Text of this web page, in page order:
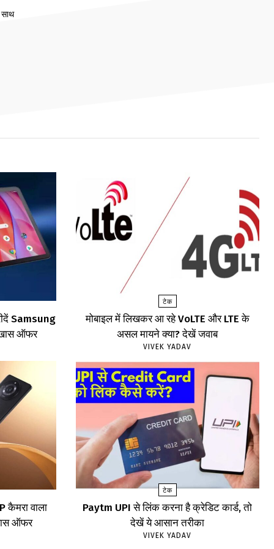
Samsung
ऑफर
टेक
मोबाइल में लिखकर आ रहे VoLTE और LTE के
असल मायने क्या? देखें जवाब
VIVEK YADAV
वाला
ऑफर
टेक
Paytm UPI से लिंक करना है क्रेडिट कार्ड, तो
देखें ये आसान तरीका
VIVEK YADAV